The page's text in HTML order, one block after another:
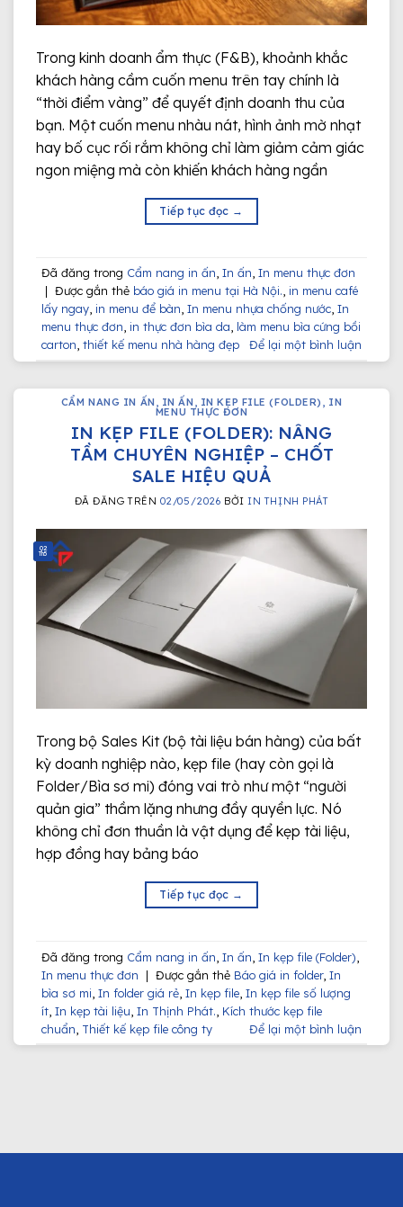
Trong kinh doanh ẩm thực (F&B), khoảnh khắc
khách hàng cầm cuốn menu trên tay chính là
“thời điểm vàng” để quyết định doanh thu của
bạn. Một cuốn menu nhàu nát, hình ảnh mờ nhạt
hay bố cục rối rắm không chỉ làm giảm cảm giác
ngon miệng mà còn khiến khách hàng ngần
Tiếp tục đọc →
Đã đăng trong Cẩm nang in ấn ,In ấn ,In menu thực đơn
| Được gắn thẻ báo giá in menu tại Hà Nội. in menu café
lấy ngay in menu để bàn ,In menu nhựa chống nước ,In
menu thực đơn in thực đơn bìa da làm menu bìa cứng bồi
carton ,thiết kế menu nhà hàng đẹp Để lại một bình luận
CẨM NANG IN ẤN IN ẤN IN KẸP FILE (FOLDER) IN
MENU THỰC ĐƠN
IN KẸP FILE (FOLDER): NÂNG
TẦM CHUYÊN NGHIỆP – CHỐT
SALE HIỆU QUẢ
ĐÃ ĐĂNG TRÊN 02/05/2026 BỞIIN THỊNH PHÁT
02
Th5
Trong bộ Sales Kit (bộ tài liệu bán hàng) của bất
kỳ doanh nghiệp nào, kẹp file (hay còn gọi là
Folder/Bìa sơ mi) đóng vai trò như một “người
quản gia” thầm lặng nhưng đầy quyền lực. Nó
không chỉ đơn thuần là vật dụng để kẹp tài liệu,
hợp đồng hay bảng báo
Tiếp tục đọc →
Đã đăng trong Cẩm nang in ấn ,In ấn ,In kẹp file (Folder)
In menu thực đơn
| Được gắn thẻ Báo giá in folder,In
bìa sơ mi ,In folder giá rẻ ,In kẹp file ,In kẹp file số lượng
ít ,In kẹp tài liệu ,In Thịnh Phát. Kích thước kẹp file
chuẩn Thiết kế kẹp file công ty Để lại một bình luận